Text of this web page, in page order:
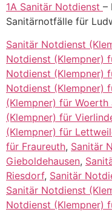
1A Sanitär Notdienst –
Sanitärnotfälle für
Sanitär Notdienst
Notdienst (Klempner)
Notdienst (Klempner)
Notdienst (Klempner)
(Klempner) für Woerth
(Klempner) für
(Klempner) für
für Fraureuth, Sanitär
Gieboldehausen,
Riesdorf, Sanitär
Sanitär Notdienst
Notdienst (Klempner)